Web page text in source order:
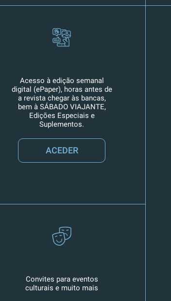
Acesso à edição semanal
digital (ePaper), horas antes de
a revista chegar às bancas,
bem à SÁBADO VIAJANTE,
Edições Especiais e
Suplementos.
ACEDER
Convites para eventos
culturais e muito mais